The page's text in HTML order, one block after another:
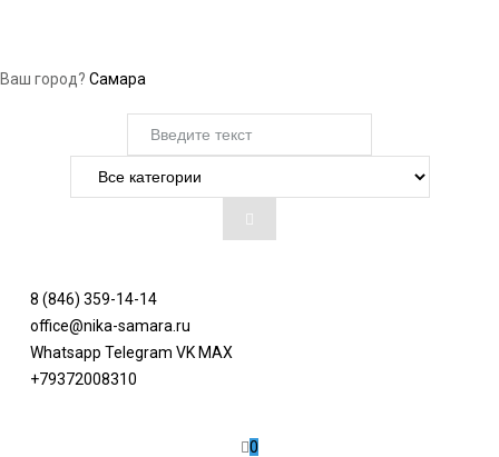
Ваш город? Самара
8 (846) 359-14-14
office@nika-samara.ru
Whatsapp Telegram VK MAX
+79372008310
0